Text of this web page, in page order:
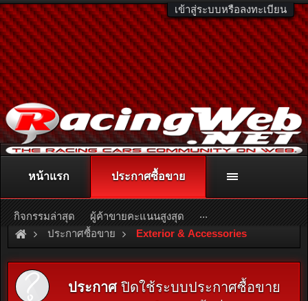
เข้าสู่ระบบหรือลงทะเบียน
ติดต่อลงโฆษณา racingweb@gmail.com
หรือโทร. 081-811-1138
หรืออ่านรายละเอียดเพิ่มเติม คลิกที่นี่
ประกาศซื้อขาย Exterior & Accessories
ประกาศปิดใช้ระบบประกาศซื้อขาย
หน้าแรก ประกาศซื้อขาย
กิจกรรมล่าสุด ผู้ค้าขายคะแนนสูงสุด ...